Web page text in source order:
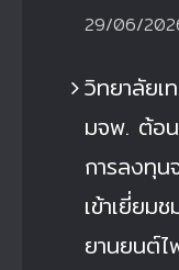
29/06/
วิทยาลัยเ
มจพ. ต้อ
การลงทุน
เข้าเยี่ยม
ยานยนต์